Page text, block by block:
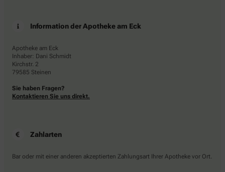
Information der Apotheke am Eck
Apotheke am Eck
Inhaber: Dani Schmidt
Kirchstr. 2
79585 Steinen
Sie haben Fragen?
Kontaktieren Sie uns direkt.
Zahlarten
Bar oder mit einer anderen akzeptierten Zahlungsart Ihrer Apotheke vor Ort.